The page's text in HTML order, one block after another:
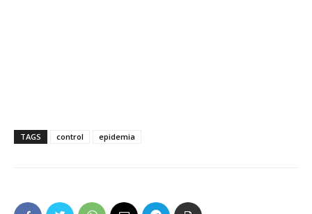
TAGS control epidemia